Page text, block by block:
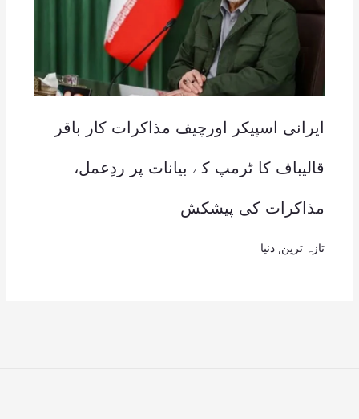
ایرانی اسپیکر اورچیف مذاکرات کار باقر
قالیباف کا ٹرمپ کے بیانات پر ردِعمل،
مذاکرات کی پیشکش
تازہ ترین دنیا